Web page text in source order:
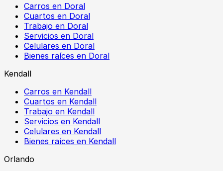
Carros en Doral
Cuartos en Doral
Trabajo en Doral
Servicios en Doral
Celulares en Doral
Bienes raíces en Doral
Kendall
Carros en Kendall
Cuartos en Kendall
Trabajo en Kendall
Servicios en Kendall
Celulares en Kendall
Bienes raíces en Kendall
Orlando